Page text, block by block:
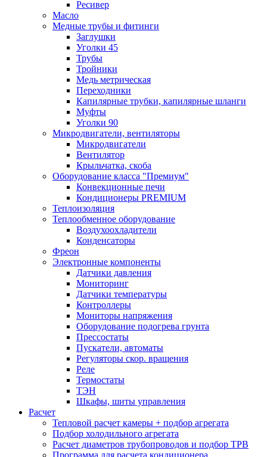
Ресивер
Масло
Медные трубы и фитинги
Заглушки
Уголки 45
Трубы
Тройники
Медь метрическая
Переходники
Капилярные трубки, капилярные шланги
Муфты
Уголки 90
Микродвигатели, вентиляторы
Микродвигатели
Вентилятор
Крыльчатка, скоба
Оборудование класса "Премиум"
Конвекционные печи
Кондиционеры PREMIUM
Теплоизоляция
Теплообменное оборудование
Воздухоохладители
Конденсаторы
Фреон
Электронные компоненты
Датчики давления
Мониторинг
Датчики температуры
Контроллеры
Мониторы напряжения
Оборудование подогрева грунта
Прессостаты
Пускатели, автоматы
Регуляторы скор. вращения
Реле
Термостаты
ТЭН
Шкафы, шиты управления
Расчет
Тепловой расчет камеры + подбор агрегата
Подбор холодильного агрегата
Расчет диаметров трубопроводов и подбор ТРВ
Программа для расчета кондиционера